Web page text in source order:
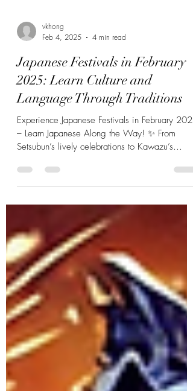
vkhong
Feb 4, 2025
4 min read
Japanese Festivals in February
2025: Learn Culture and
Language Through Traditions
– Learn Japanese Along the Way! ✨ From
Setsubun’s lively celebrations to Kawazu’s